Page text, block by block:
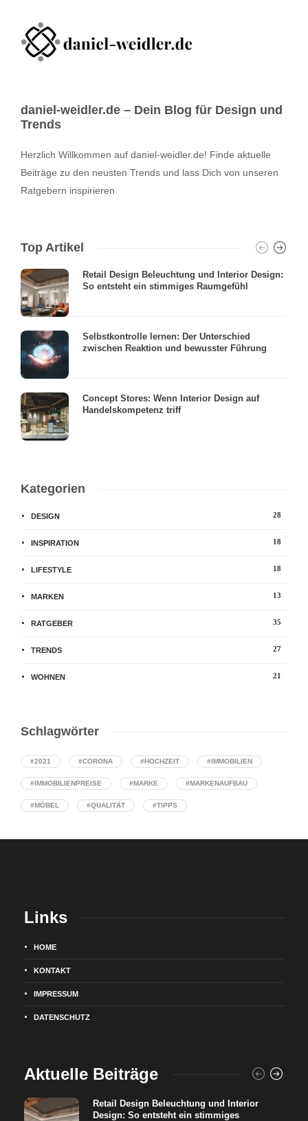
daniel-weidler.de – Dein Blog für Design und
Trends
Herzlich Willkommen auf daniel-weidler.de! Finde aktuelle
Beiträge zu den neusten Trends und lass Dich von unseren
Ratgebern inspirieren.
Top Artikel
Retail Design Beleuchtung und Interior Design:
So entsteht ein stimmiges Raumgefühl
Selbstkontrolle lernen: Der Unterschied
zwischen Reaktion und bewusster Führung
Concept Stores: Wenn Interior Design auf
Handelskompetenz triff
Kategorien
DESIGN 28
INSPIRATION 18
LIFESTYLE 18
MARKEN 13
RATGEBER 35
TRENDS 27
WOHNEN 21
Schlagwörter
#2021 #CORONA #HOCHZEIT #IMMOBILIEN
#IMMOBILIENPREISE #MARKE #MARKENAUFBAU
#MÖBEL #QUALITÄT #TIPPS
Links
HOME
KONTAKT
IMPRESSUM
DATENSCHUTZ
Aktuelle Beiträge
Retail Design Beleuchtung und Interior
Design: So entsteht ein stimmiges